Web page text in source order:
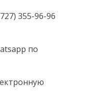
355-96-96
по